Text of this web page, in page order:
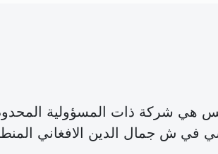
هي شركة ذات المسؤولية
في ش جمال الدين الافغاني المنطقة